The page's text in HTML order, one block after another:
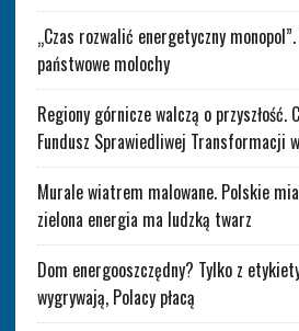
„Czas rozwalić energetyczny
państwowe molochy
Regiony górnicze walczą o przyszłość.
Fundusz Sprawiedliwej Transformacji
Murale wiatrem malowane. Polskie
zielona energia ma ludzką twarz
Dom energooszczędny? Tylko z
wygrywają, Polacy płacą